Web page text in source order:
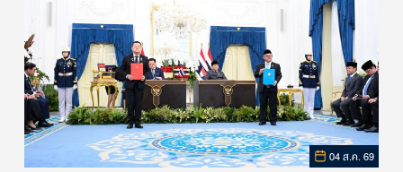
04 ส.ค. 69